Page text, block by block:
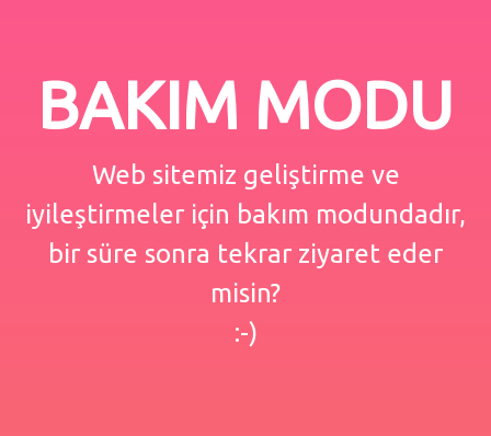
BAKIM MODU
Web sitemiz geliştirme ve
iyileştirmeler için bakım modundadır,
bir süre sonra tekrar ziyaret eder
misin?
:-)